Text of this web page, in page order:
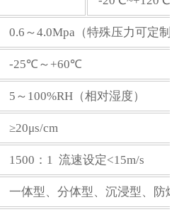
0.6～4.0Mpa（特殊压力可定制
-25℃～+60℃
5～100%RH（相对湿度）
≥20μs/cm
1500：1 流速设定<15m/s
一体型、分体型、沉浸型、防